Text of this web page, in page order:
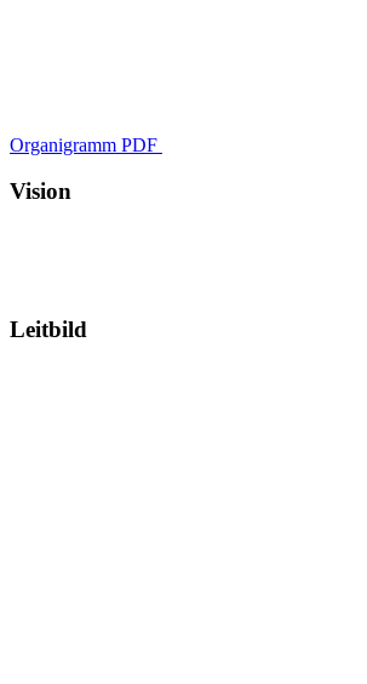
Organigramm PDF
Vision
Leitbild